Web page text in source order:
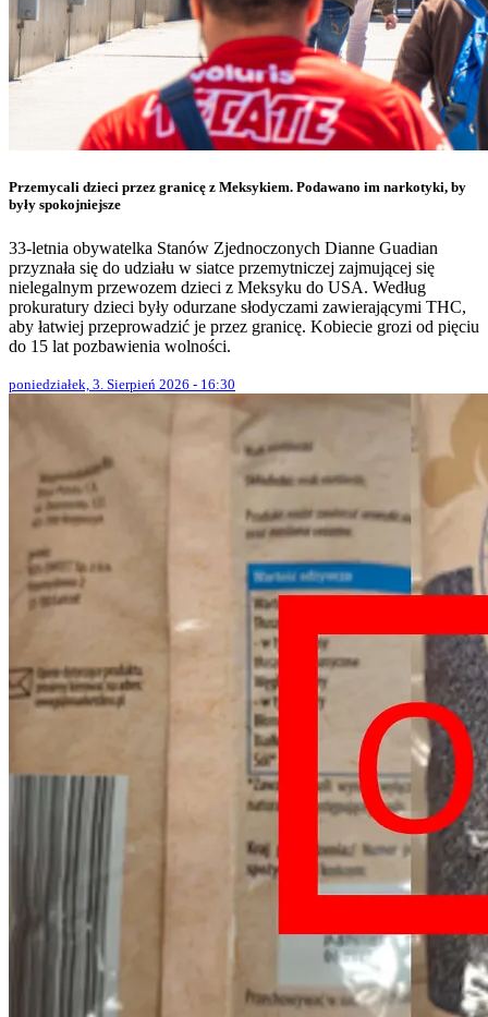
Przemycali dzieci przez granicę z Meksykiem. Podawano im narkotyki, by
były spokojniejsze
33-letnia obywatelka Stanów Zjednoczonych Dianne Guadian
przyznała się do udziału w siatce przemytniczej zajmującej się
nielegalnym przewozem dzieci z Meksyku do USA. Według
prokuratury dzieci były odurzane słodyczami zawierającymi THC,
aby łatwiej przeprowadzić je przez granicę. Kobiecie grozi od pięciu
do 15 lat pozbawienia wolności.
poniedziałek, 3. Sierpień 2026 - 16:30